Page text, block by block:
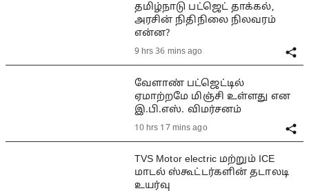
தமிழ்நாடு பட்ஜெட் தாக்கல்,
அரசின் நிதிநிலை நிலவரம்
என்ன?
9 hrs 36 mins ago
வேளாண் பட்ஜெட்டில்
ஏமாற்றமே மிஞ்சி உள்ளது என
இ.பி.எஸ். விமர்சனம்
10 hrs 17 mins ago
TVS Motor electric மற்றும் ICE
மாடல் ஸ்கூட்டர்களின் தடாலடி
உயர்வு